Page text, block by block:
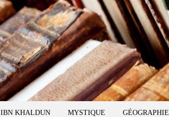
IBN KHALDUN MYSTIQUE GÉOGRAPHIE